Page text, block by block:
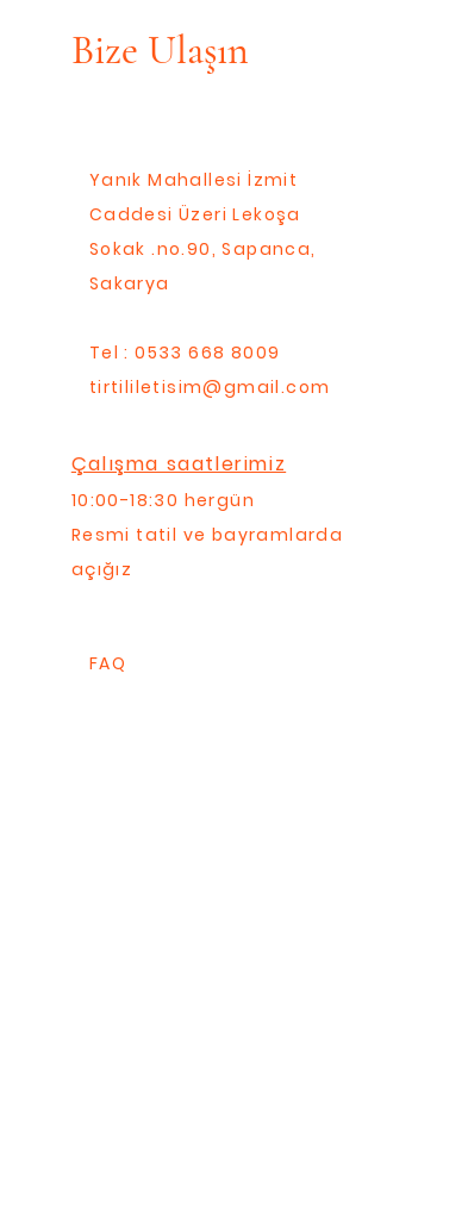
Bize Ulaşın
Yanık Mahallesi İzmit
Caddesi Üzeri Lekoşa
Sokak .no.90, Sapanca,
Sakarya
Tel : 0533 668 8009
tirtililetisim@gmail.com
Çalışma saatlerimiz
10:00-18:30 hergün
Resmi tatil ve bayramlarda
açığız
FAQ